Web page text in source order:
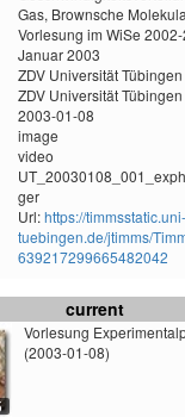
Gas, Brownsche
Vorlesung im WiSe
Januar 2003
ZDV Universität Tübingen
ZDV Universität
2003-01-08
image
video
ger
Url:https://timmsstatic.uni-
tuebingen.de/jtimms/
639217299665482042
current
Vorlesung
(2003-01-08)